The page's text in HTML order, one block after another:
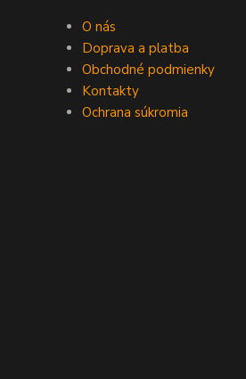
O nás
Doprava a platba
Obchodné podmienky
Kontakty
Ochrana súkromia